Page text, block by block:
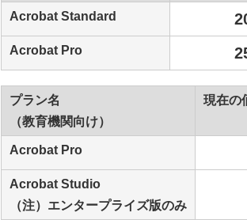
Acrobat Standard
Acrobat Pro
プラン名
（教育機関向け）
現在の
Acrobat Pro
Acrobat Studio
（注）エンタープライズ版のみ